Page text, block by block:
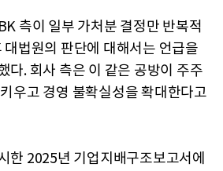
측이 일부 가처분 결정만 반복적
법원의 판단에 대해서는 언급을
다. 회사 측은 이 같은 공방이 주주
우고 경영 불확실성을 확대한다고
한 2025년 기업지배구조보고서에